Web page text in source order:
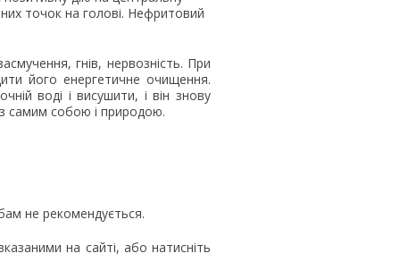
точок на голові. Нефритовий
гнів, нервозність. При
його енергетичне очищення.
воді і висушити, і він знову
з самим собою і природою.
не рекомендується.
на сайті, або натисніть